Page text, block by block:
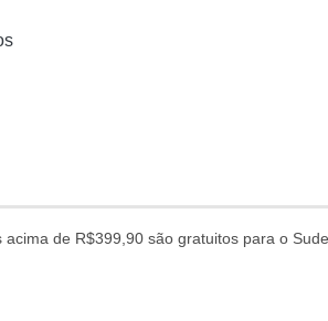
de R$399,90 são gratuitos para o